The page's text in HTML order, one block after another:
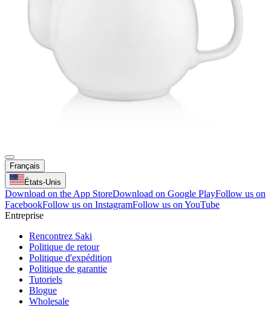
Français
États-Unis
Download on the App StoreDownload on Google PlayFollow us on
FacebookFollow us on InstagramFollow us on YouTube
Entreprise
Rencontrez Saki
Politique de retour
Politique d'expédition
Politique de garantie
Tutoriels
Blogue
Wholesale